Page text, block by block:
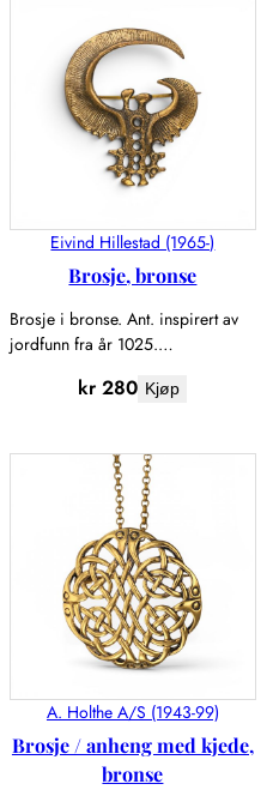
Eivind Hillestad (1965-)
Brosje, bronse
Brosje i bronse. Ant. inspirert av
jordfunn fra år 1025.…
kr 280 Kjøp
A. Holthe A/S (1943-99)
Brosje / anheng med kjede,
bronse